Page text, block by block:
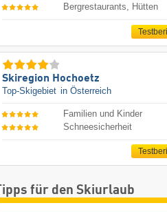
Bergrestaurants, Hütten
Skiregion Hochoetz
Top-Skigebiet in Österreich
Familien und Kinder
Schneesicherheit
Tipps für den Skiurlaub